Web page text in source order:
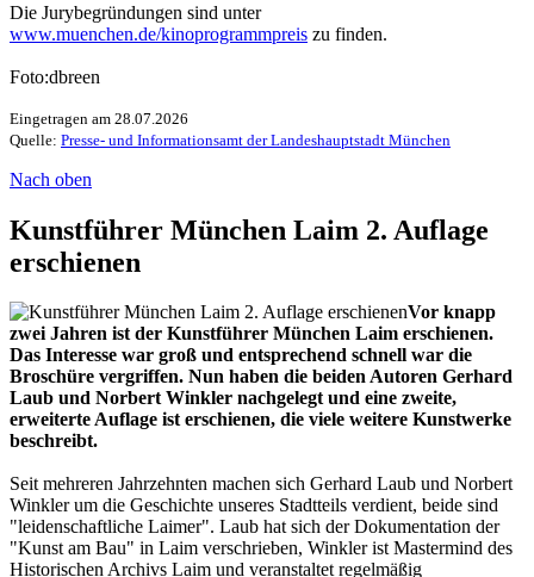
Die Jurybegründungen sind unter
www.muenchen.de/kinoprogrammpreis zu finden.
Foto:dbreen
Eingetragen am 28.07.2026
Quelle: Presse- und Informationsamt der Landeshauptstadt München
Nach oben
Kunstführer München Laim 2. Auflage
erschienen
Vor knapp
zwei Jahren ist der Kunstführer München Laim erschienen.
Das Interesse war groß und entsprechend schnell war die
Broschüre vergriffen. Nun haben die beiden Autoren Gerhard
Laub und Norbert Winkler nachgelegt und eine zweite,
erweiterte Auflage ist erschienen, die viele weitere Kunstwerke
beschreibt.
Seit mehreren Jahrzehnten machen sich Gerhard Laub und Norbert
Winkler um die Geschichte unseres Stadtteils verdient, beide sind
"leidenschaftliche Laimer". Laub hat sich der Dokumentation der
"Kunst am Bau" in Laim verschrieben, Winkler ist Mastermind des
Historischen Archivs Laim und veranstaltet regelmäßig